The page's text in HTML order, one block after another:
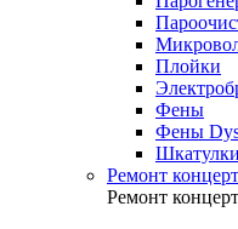
Плойки
Фены
Фены
Ремонт
Ремонт